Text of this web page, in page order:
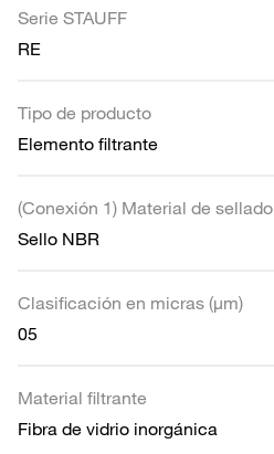
Serie STAUFF
RE
Tipo de producto
Elemento filtrante
(Conexión 1) Material de sellado
Sello NBR
Clasificación en micras (µm)
05
Material filtrante
Fibra de vidrio inorgánica